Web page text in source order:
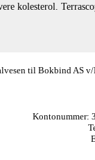
kolesterol.
til Bokbind AS
Kontonummer: